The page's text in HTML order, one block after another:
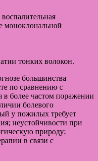
моноклональной
тонких волокон.
большинства
по сравнению с
более частом поражении
болевого
у пожилых требует
неустойчивости при
природу;
в связи с